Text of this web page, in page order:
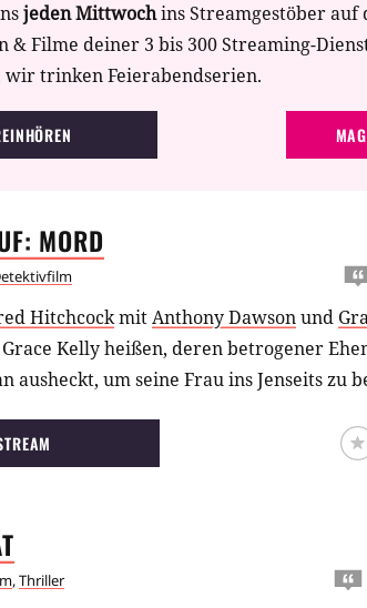
jeden Mittwochins Streamgestöber auf
& Filme deiner 3 bis 300 Streaming-
wir trinken Feierabendserien.
MORD
HitchcockmitAnthony Dawsonund
Kelly heißen, deren betrogener
ausheckt, um seine Frau ins Jenseits zu
,Thriller